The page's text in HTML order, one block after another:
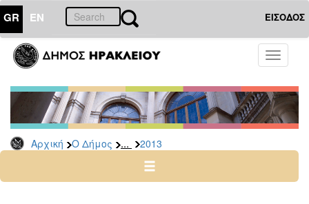
GR EN ΕΙΣΟΔΟΣ
Toggle
Αρχική Ο Δήμος ... 2013
ΔΗΜΟΣ
Διακηρύξεις
Δημοπρασίες
Αρχείο
2025